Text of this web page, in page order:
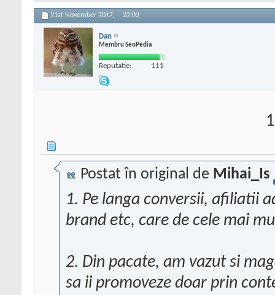
21st November 2017, 22:03
Dan
Membru SeoPedia
Reputatie: 111
Postat în original de Mihai_Is
1. Pe langa conversii, afiliatii
brand etc, care de cele mai
2. Din pacate, am vazut si
sa ii promoveze doar prin